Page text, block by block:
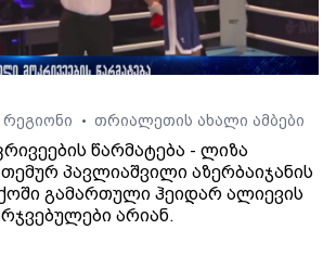
რეგიონი • თრიალეთის ახალი ამბები
წარმატება - ლიზა
პავლიაშვილი აზერბაიჯანის
გამართული ჰეიდარ ალიევის
არიან.